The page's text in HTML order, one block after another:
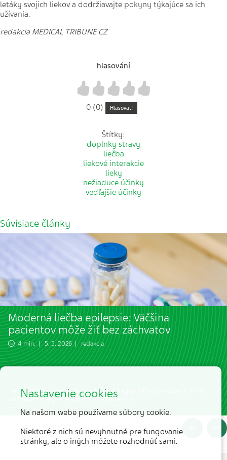
letáky svojich liekov a dodržiavajte pokyny týkajúce sa ich
užívania.
redakcia MEDICAL TRIBUNE CZ
hlasování
4
3
2
1
0 (0) Hlasovat!
Štítky:
doplnky stravy
liečba
liekové interakcie
lieky
nežiaduce účinky
vedľajšie účinky
Súvisiace články
Moderná liečba epilepsie: Väčšina
pacientov môže žiť bez záchvatov
4 min. | 5. 5. 2026 | redakcia
Liečba epilepsie je väčšinou dlhodobá a jej cieľom je zabrániť vzniku
záchvatov a zlepšiť kvalitu života pacientov.
Nastavenie cookies
Na našom webe používame súbory cookie.
Niektoré z nich sú nevyhnutné pre fungovanie
stránky, ale o iných môžete rozhodnúť sami.